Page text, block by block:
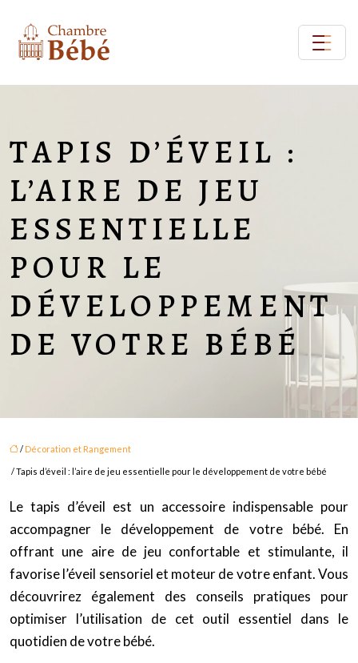
TAPIS D’ÉVEIL :
L’AIRE DE JEU
ESSENTIELLE
POUR LE
DÉVELOPPEMENT
DE VOTRE BÉBÉ
/ Décoration et Rangement
/ Tapis d’éveil : l’aire de jeu essentielle pour le développement de votre bébé
Le tapis d’éveil est un accessoire indispensable pour
accompagner le développement de votre bébé. En
offrant une aire de jeu confortable et stimulante, il
favorise l’éveil sensoriel et moteur de votre enfant. Vous
découvrirez également des conseils pratiques pour
optimiser l’utilisation de cet outil essentiel dans le
quotidien de votre bébé.